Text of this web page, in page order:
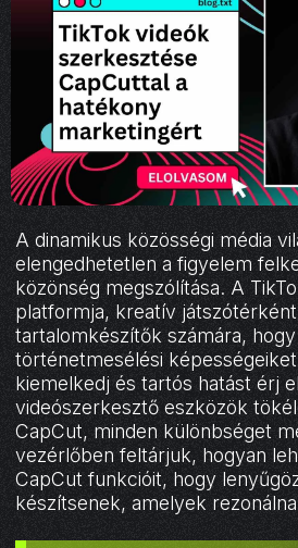
A dinamikus közösségi média
elengedhetetlen a figyelem
közönség megszólítása. A
platformja, kreatív játszótérként
tartalomkészítők számára,
történetmesélési
kiemelkedj és tartós hatást érj
videószerkesztő eszközök
CapCut, minden különbséget
vezérlőben feltárjuk, hogyan
CapCut funkcióit, hogy
készítsenek, amelyek